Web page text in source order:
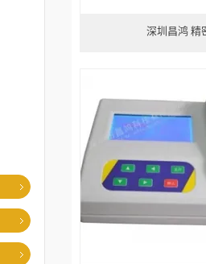
深圳昌鸿 精